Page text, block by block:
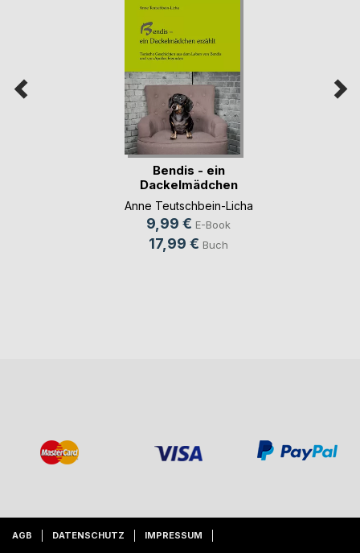
Bendis - ein
Dackelmädchen
erzählt
Anne Teutschbein-Licha
9,99 € E-Book
17,99 € Buch
AGB DATENSCHUTZ IMPRESSUM